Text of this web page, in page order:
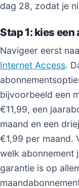
dag 28, zodat je
Stap 1: kies
Navigeer eerst
Internet Access.
bijvoorbeeld een
€11,99, een
maand en een
€1,99 per maand.
welk abonnement
garantie is op